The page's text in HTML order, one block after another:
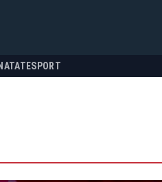
SPORT